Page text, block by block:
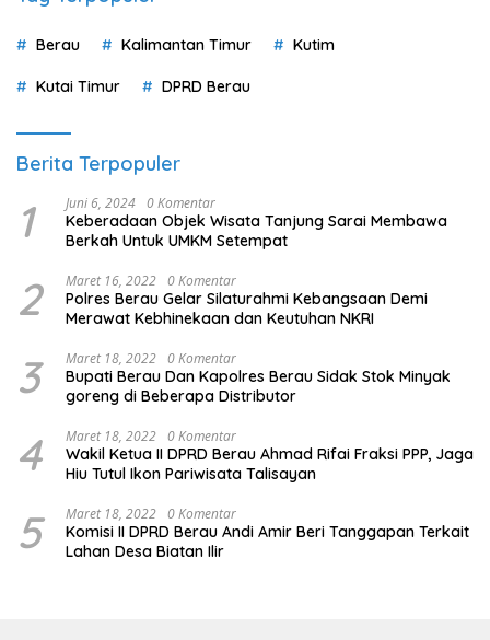
Berau Kalimantan Timur Kutim
Kutai Timur DPRD Berau
Berita Terpopuler
1 Juni 6, 2024 0 Komentar
Keberadaan Objek Wisata Tanjung Sarai Membawa
Berkah Untuk UMKM Setempat
2 Maret 16, 2022 0 Komentar
Polres Berau Gelar Silaturahmi Kebangsaan Demi
Merawat Kebhinekaan dan Keutuhan NKRI
3 Maret 18, 2022 0 Komentar
Bupati Berau Dan Kapolres Berau Sidak Stok Minyak
goreng di Beberapa Distributor
4 Maret 18, 2022 0 Komentar
Wakil Ketua II DPRD Berau Ahmad Rifai Fraksi PPP, Jaga
Hiu Tutul Ikon Pariwisata Talisayan
5 Maret 18, 2022 0 Komentar
Komisi II DPRD Berau Andi Amir Beri Tanggapan Terkait
Lahan Desa Biatan Ilir